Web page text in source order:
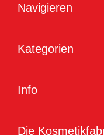
Navigieren
Kategorien
Info
Die